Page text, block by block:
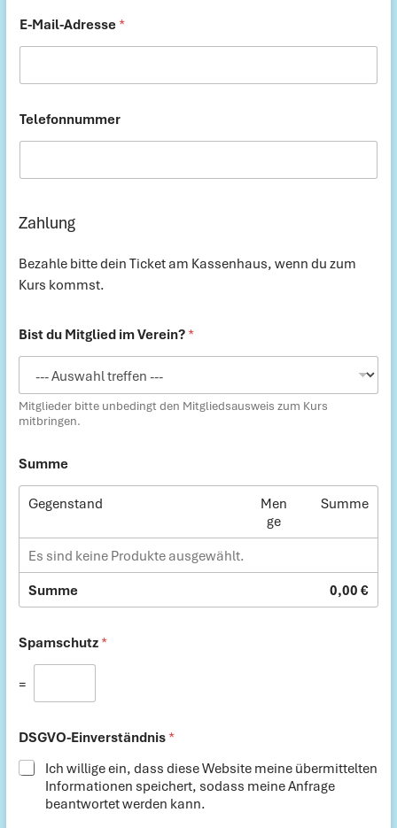
d
r
s
e
T
e
e
o
n
u
m
r
m
e
E-Mail-Adresse *
Telefonnummer
Zahlung
Bezahle bitte dein Ticket am Kassenhaus, wenn du zum
Kurs kommst.
Bist du Mitglied im Verein? *
Mitglieder bitte unbedingt den Mitgliedsausweis zum Kurs
mitbringen.
Summe
Gegenstand
Men
ge
Summe
Es sind keine Produkte ausgewählt.
Summe
0,00 €
Spamschutz *
=
DSGVO-Einverständnis *
Ich willige ein, dass diese Website meine übermittelten
Informationen speichert, sodass meine Anfrage
beantwortet werden kann.